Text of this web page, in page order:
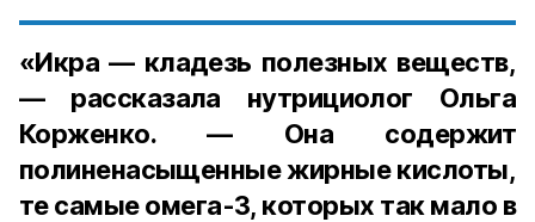
«Икра — кладезь полезных веществ,
— рассказала нутрициолог Ольга
Корженко. — Она содержит
полиненасыщенные жирные кислоты,
те самые омега-3, которых так мало в